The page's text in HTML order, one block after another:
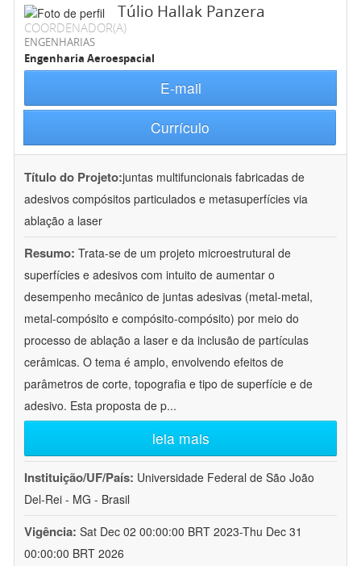
Túlio Hallak Panzera
COORDENADOR(A)
ENGENHARIAS
Engenharia Aeroespacial
E-mail
Currículo
Título do Projeto:juntas multifuncionais fabricadas de
adesivos compósitos particulados e metasuperfícies via
ablação a laser
Resumo: Trata-se de um projeto microestrutural de
superfícies e adesivos com intuito de aumentar o
desempenho mecânico de juntas adesivas (metal-metal,
metal-compósito e compósito-compósito) por meio do
processo de ablação a laser e da inclusão de partículas
cerâmicas. O tema é amplo, envolvendo efeitos de
parâmetros de corte, topografia e tipo de superfície e de
adesivo. Esta proposta de p...
leia mais
Instituição/UF/País: Universidade Federal de São João
Del-Rei - MG - Brasil
Vigência: Sat Dec 02 00:00:00 BRT 2023-Thu Dec 31
00:00:00 BRT 2026